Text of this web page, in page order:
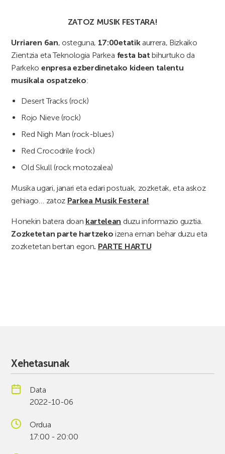
ZATOZ MUSIK FESTARA!
Urriaren 6an, osteguna, 17:00etatik aurrera, Bizkaiko
Zientzia eta Teknologia Parkea festa bat bihurtuko da
Parkeko enpresa ezberdinetako kideen talentu
musikala ospatzeko:
Desert Tracks (rock)
Rojo Nieve (rock)
Red Nigh Man (rock-blues)
Red Crocodrile (rock)
Old Skull (rock motozalea)
Musika ugari, janari eta edari postuak, zozketak, eta askoz
gehiago… zatoz Parkea Musik Festera!
Honekin batera doan kartelean duzu informazio guztia.
Zozketetan parte hartzeko izena eman behar duzu eta
zozketetan bertan egon. PARTE HARTU
Xehetasunak
Data
2022-10-06
Ordua
17:00 - 20:00